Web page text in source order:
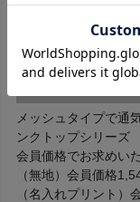
メッシュタイプで通
ンクトップシリーズ
会員価格でお求めい
（無地）会員価格
（名入れプリント）